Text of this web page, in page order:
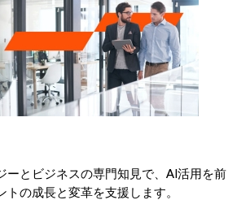
ーとビジネスの専門知見で、AI活用を前
の成長と変革を支援します。